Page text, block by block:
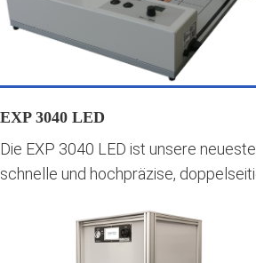
EXP 3040 LED
Die EXP 3040 LED ist unsere
schnelle und hochpräzise,